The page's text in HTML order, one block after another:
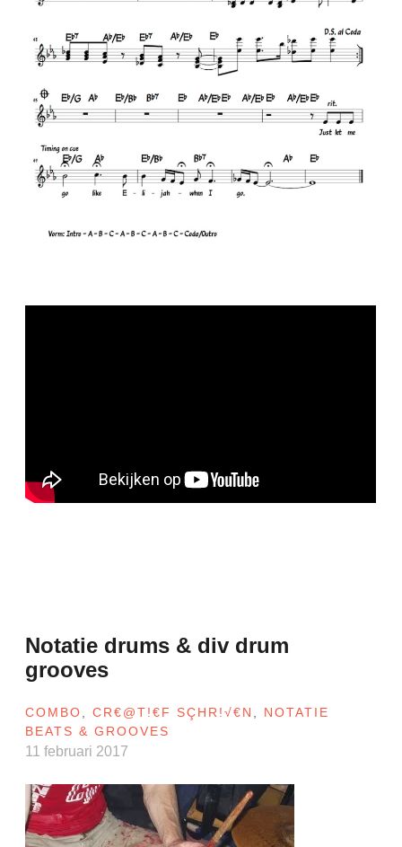
Notatie drums & div drum
grooves
COMBO,CR€@T!€F SÇHR!√€N , NOTATIE
BEATS & GROOVES
11 februari 2017